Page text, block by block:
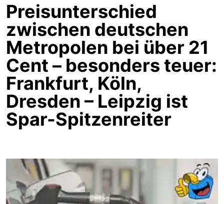
Preisunterschied
zwischen deutschen
Metropolen bei über 21
Cent – besonders teuer:
Frankfurt, Köln,
Dresden – Leipzig ist
Spar-Spitzenreiter